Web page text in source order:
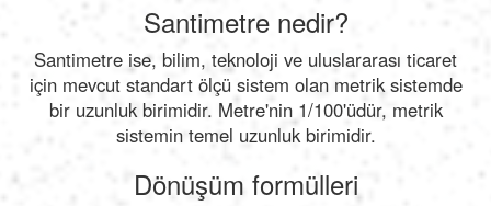
Santimetre nedir?
Santimetre ise, bilim, teknoloji ve uluslararası ticaret
için mevcut standart ölçü sistem olan metrik sistemde
bir uzunluk birimidir. Metre'nin 1/100'üdür, metrik
sistemin temel uzunluk birimidir.
Dönüşüm formülleri